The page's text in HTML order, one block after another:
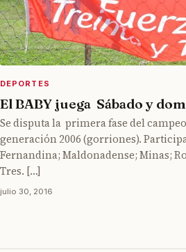
DEPORTES
El BABY juega Sábado y
Se disputa la primera fase del
generación 2006 (gorriones).
Fernandina; Maldonadense; Minas;
Tres. […]
julio 30, 2016